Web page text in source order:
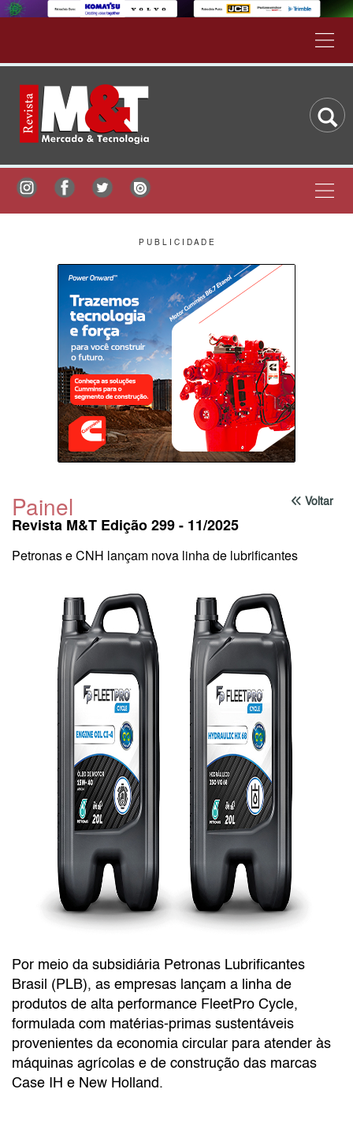
P U B L I C I D A D E
Voltar
Painel
Revista M&T Edição 299 - 11/2025
Petronas e CNH lançam nova linha de lubrificantes
Por meio da subsidiária Petronas Lubrificantes
Brasil (PLB), as empresas lançam a linha de
produtos de alta performance FleetPro Cycle,
formulada com matérias-primas sustentáveis
provenientes da economia circular para atender às
máquinas agrícolas e de construção das marcas
Case IH e New Holland.